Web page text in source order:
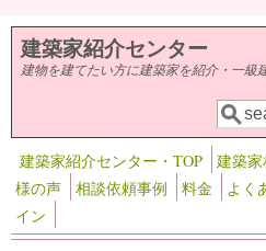
メインコンテンツに移動
建築家紹介センター
建物を建てたい方に建築家を紹介・一級
検
検索
建築家紹介センター・TOP 建築
様の声
相談依頼事例 料金 よく
イン